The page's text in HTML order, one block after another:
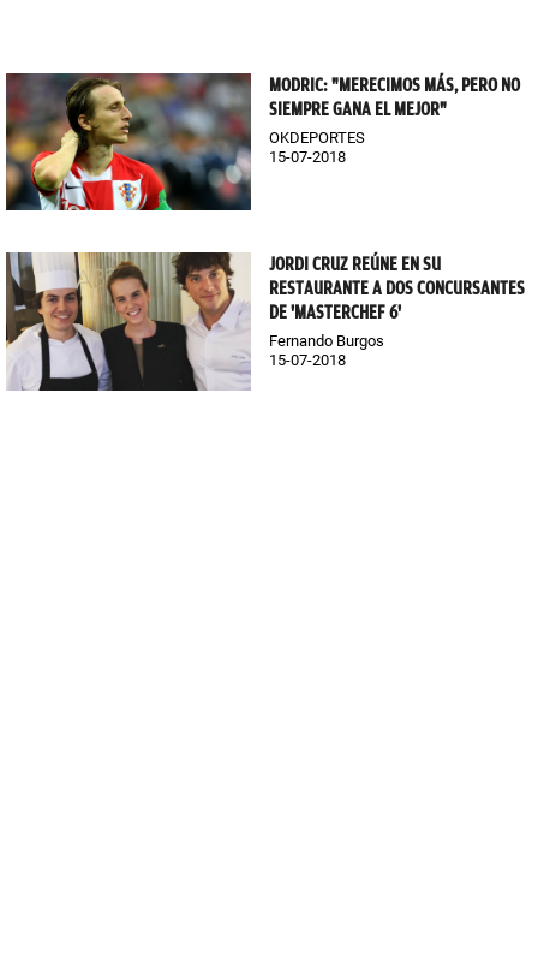
MODRIC: "MERECIMOS MÁS, PERO NO
SIEMPRE GANA EL MEJOR"
OKDEPORTES
15-07-2018
JORDI CRUZ REÚNE EN SU
RESTAURANTE A DOS CONCURSANTES
DE 'MASTERCHEF 6'
Fernando Burgos
15-07-2018